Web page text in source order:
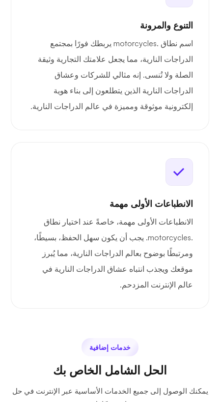
التنوع والمرونة
اسم نطاق .motorcycles يربطك فورًا بمجتمع
الدراجات النارية، مما يجعل علامتك التجارية وثيقة
الصلة ولا تُنسى. إنه مثالي للشركات وعشاق
الدراجات النارية الذين يتطلعون إلى بناء هوية
إلكترونية موثوقة ومميزة في عالم الدراجات النارية.
الانطباعات الأولى مهمة
الانطباعات الأولى مهمة، خاصةً عند اختيار نطاق
.motorcycles. يجب أن يكون سهل الحفظ، بسيطًا،
ومرتبطًا بوضوح بعالم الدراجات النارية، مما يُبرز
موقعك ويجذب انتباه عشاق الدراجات النارية في
عالم الإنترنت المزدحم.
خدمات إضافية
الحل الشامل الخاص بك
يمكنك الوصول إلى جميع الخدمات الأساسية عبر الإنترنت في حل